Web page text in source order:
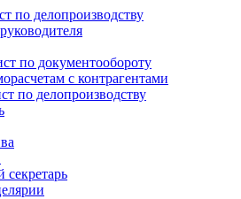
по делопроизводству
по документообороту
с контрагентами
по делопроизводству